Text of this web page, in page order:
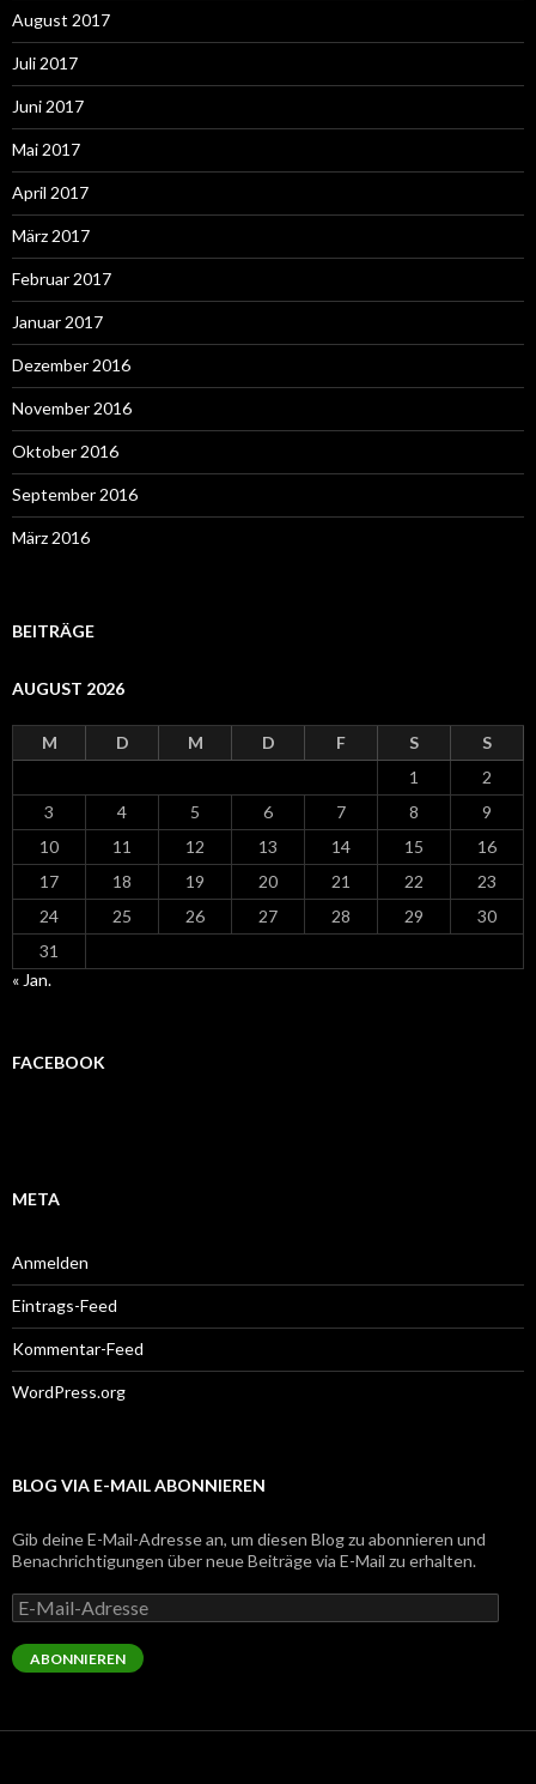
August 2017
Juli 2017
Juni 2017
Mai 2017
April 2017
März 2017
Februar 2017
Januar 2017
Dezember 2016
November 2016
Oktober 2016
September 2016
März 2016
BEITRÄGE
AUGUST 2026
M D M D F S
S
1
2
3
4 5 6 7 8
9
10
11 12 13 14 15
16
17
18 19 20 21 22
23
24
25 26 27 28 29
30
31
« Jan.
FACEBOOK
META
Anmelden
Eintrags-Feed
Kommentar-Feed
WordPress.org
BLOG VIA E-MAIL ABONNIEREN
Gib deine E-Mail-Adresse an, um diesen Blog zu abonnieren und
Benachrichtigungen über neue Beiträge via E-Mail zu erhalten.
E-
Mail-
Adresse
ABONNIEREN